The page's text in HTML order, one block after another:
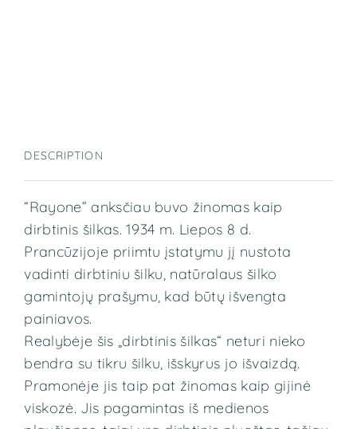
DESCRIPTION
“Rayone” anksčiau buvo žinomas kaip
dirbtinis šilkas. 1934 m. Liepos 8 d.
Prancūzijoje priimtu įstatymu jį nustota
vadinti dirbtiniu šilku, natūralaus šilko
gamintojų prašymu, kad būtų išvengta
painiavos.
Realybėje šis „dirbtinis šilkas“ neturi nieko
bendra su tikru šilku, išskyrus jo išvaizdą.
Pramonėje jis taip pat žinomas kaip gijinė
viskozė. Jis pagamintas iš medienos